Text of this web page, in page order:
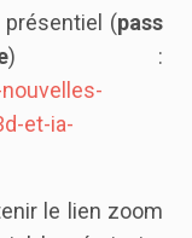
(pass
) :
et-ia-
le lien zoom